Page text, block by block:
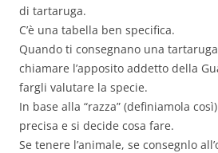
di tartaruga.
C’è una tabella ben specifica.
Quando ti consegnano una
chiamare l’apposito addetto della
fargli valutare la specie.
In base alla “razza” (definiamola
precisa e si decide cosa fare.
Se tenere l’animale, se consegnlo